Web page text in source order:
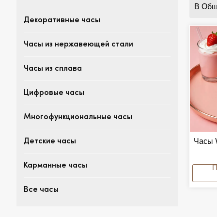
Декоративные часы
Часы из нержавеющей стали
Часы из сплава
Цифровые часы
Многофункциональные часы
Детские часы
Карманные часы
Все часы
В
Часы